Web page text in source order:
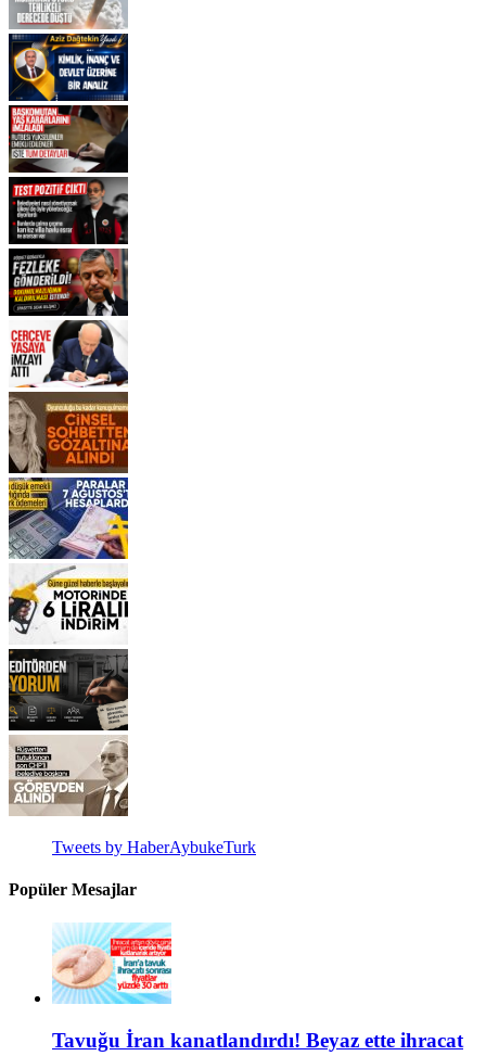
Tweets by HaberAybukeTurk
Popüler Mesajlar
Tavuğu İran kanatlandırdı! Beyaz ette ihracat